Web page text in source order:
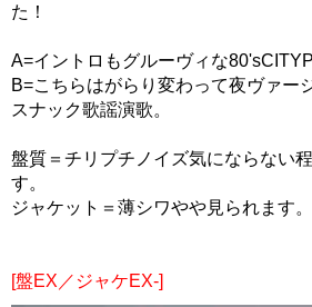
た！
A=イントロもグルーヴィな
B=こちらはがらり変わって夜ヴァー
スナック歌謡演歌。
盤質＝チリプチノイズ気にならない
す。
ジャケット＝薄シワやや見られます。
[盤EX／ジャケEX-]